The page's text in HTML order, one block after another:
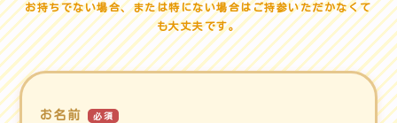
お持ちでない場合、または特にない場合はご持参いただかなくて
も大丈夫です。
お名前 必須